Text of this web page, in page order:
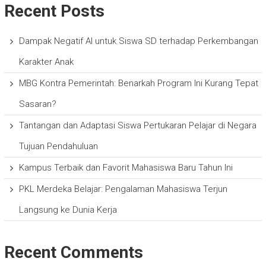
Recent Posts
Dampak Negatif AI untuk Siswa SD terhadap Perkembangan
Karakter Anak
MBG Kontra Pemerintah: Benarkah Program Ini Kurang Tepat
Sasaran?
Tantangan dan Adaptasi Siswa Pertukaran Pelajar di Negara
Tujuan Pendahuluan
Kampus Terbaik dan Favorit Mahasiswa Baru Tahun Ini
PKL Merdeka Belajar: Pengalaman Mahasiswa Terjun
Langsung ke Dunia Kerja
Recent Comments